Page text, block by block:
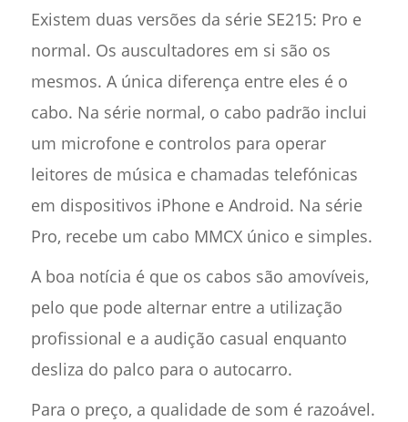
Existem duas versões da série SE215: Pro e
normal. Os auscultadores em si são os
mesmos. A única diferença entre eles é o
cabo. Na série normal, o cabo padrão inclui
um microfone e controlos para operar
leitores de música e chamadas telefónicas
em dispositivos iPhone e Android. Na série
Pro, recebe um cabo MMCX único e simples.
A boa notícia é que os cabos são amovíveis,
pelo que pode alternar entre a utilização
profissional e a audição casual enquanto
desliza do palco para o autocarro.
Para o preço, a qualidade de som é razoável.